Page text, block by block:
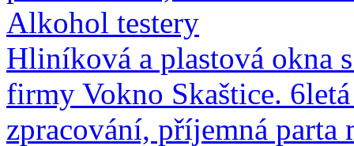
Alkohol testery
Hliníková a plastová okna
firmy Vokno Skaštice.
zpracování, příjemná parta